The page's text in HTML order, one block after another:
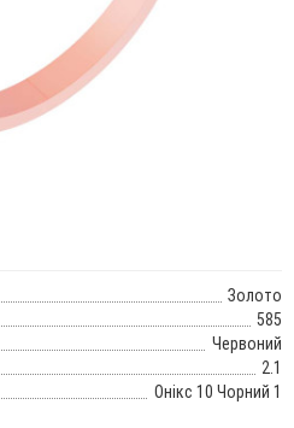
Золото
585
Червоний
2.1
Онікс 10 Чорний 1